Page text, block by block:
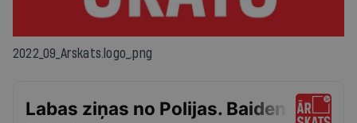
2022_09_Arskats.logo_.png